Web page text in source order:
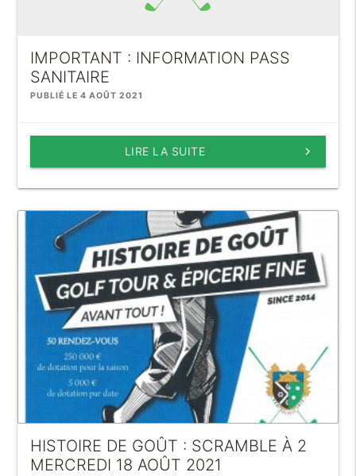
IMPORTANT : INFORMATION PASS
SANITAIRE
PUBLIÉ LE 4 AOÛT 2021
keyboard_arrow_right
LIRE LA SUITE
HISTOIRE DE GOÛT : SCRAMBLE À 2
MERCREDI 18 AOÛT 2021